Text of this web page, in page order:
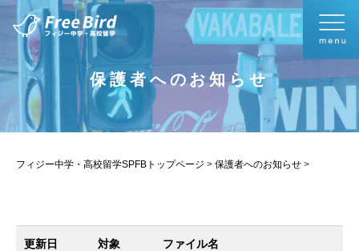
保護者へのお知らせ
フィジー中学・高校留学SPFBトップページ > 保護者へのお知らせ >
更新日 対象 ファイル名